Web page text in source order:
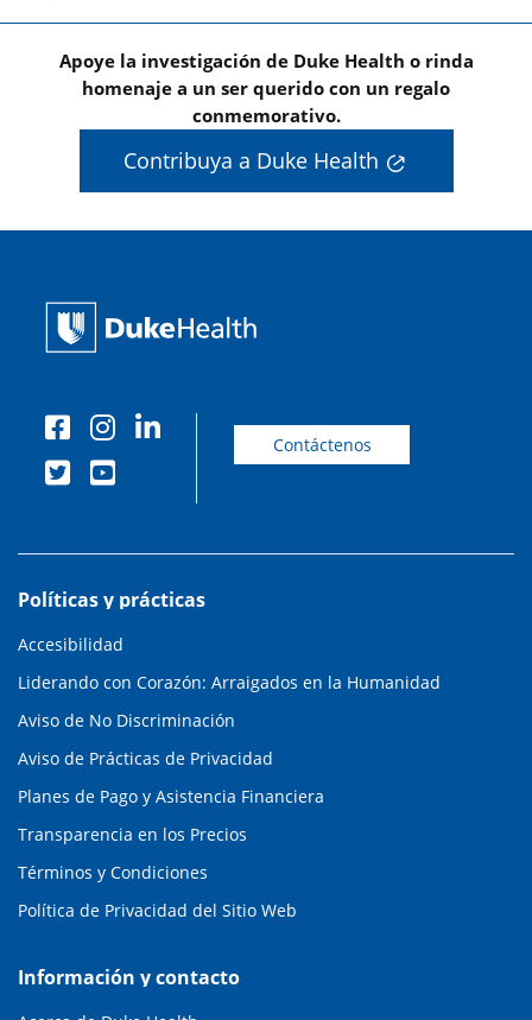
Apoye la investigación de Duke Health o rinda
homenaje a un ser querido con un regalo
conmemorativo.
Contribuya a Duke Health
Contáctenos
Políticas y prácticas
Accesibilidad
Liderando con Corazón: Arraigados en la Humanidad
Aviso de No Discriminación
Aviso de Prácticas de Privacidad
Planes de Pago y Asistencia Financiera
Transparencia en los Precios
Términos y Condiciones
Política de Privacidad del Sitio Web
Información y contacto